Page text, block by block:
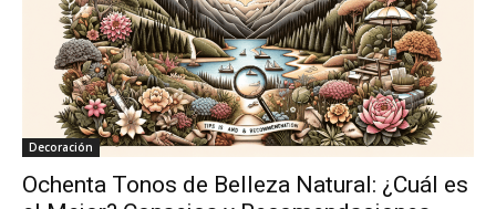
Decoración
Ochenta Tonos de Belleza Natural: ¿Cuál es